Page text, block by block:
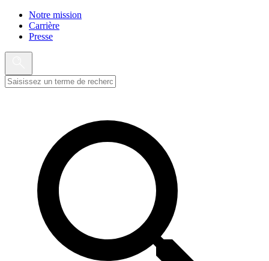
Notre mission
Carrière
Presse